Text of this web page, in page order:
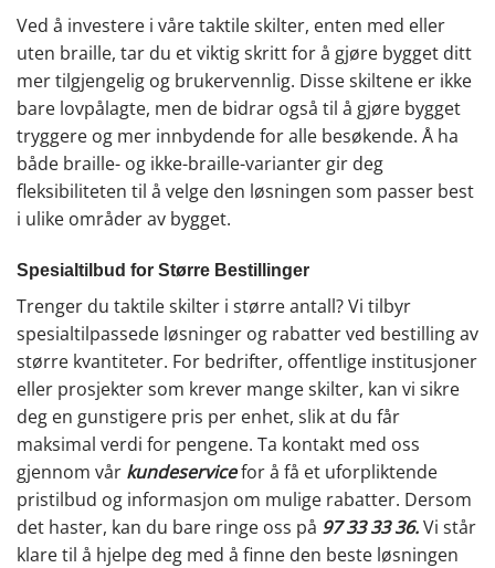
Ved å investere i våre taktile skilter, enten med eller
uten braille, tar du et viktig skritt for å gjøre bygget ditt
mer tilgjengelig og brukervennlig. Disse skiltene er ikke
bare lovpålagte, men de bidrar også til å gjøre bygget
tryggere og mer innbydende for alle besøkende. Å ha
både braille- og ikke-braille-varianter gir deg
fleksibiliteten til å velge den løsningen som passer best
i ulike områder av bygget.
Spesialtilbud for Større Bestillinger
Trenger du taktile skilter i større antall? Vi tilbyr
spesialtilpassede løsninger og rabatter ved bestilling av
større kvantiteter. For bedrifter, offentlige institusjoner
eller prosjekter som krever mange skilter, kan vi sikre
deg en gunstigere pris per enhet, slik at du får
maksimal verdi for pengene. Ta kontakt med oss
gjennom vår kundeservicefor å få et uforpliktende
pristilbud og informasjon om mulige rabatter. Dersom
det haster, kan du bare ringe oss på 97 33 33 36.Vi står
klare til å hjelpe deg med å finne den beste løsningen